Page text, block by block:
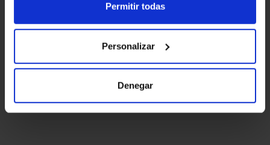
Permitir todas
Personalizar
Denegar